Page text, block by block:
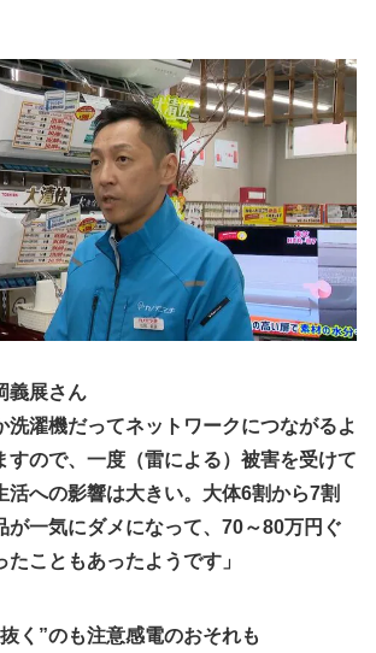
義展さん
洗濯機だってネットワークにつながるよ
すので、一度（雷による）被害を受けて
活への影響は大きい。大体6割から7割
が一気にダメになって、70～80万円ぐ
たこともあったようです」
く”のも注意感電のおそれも